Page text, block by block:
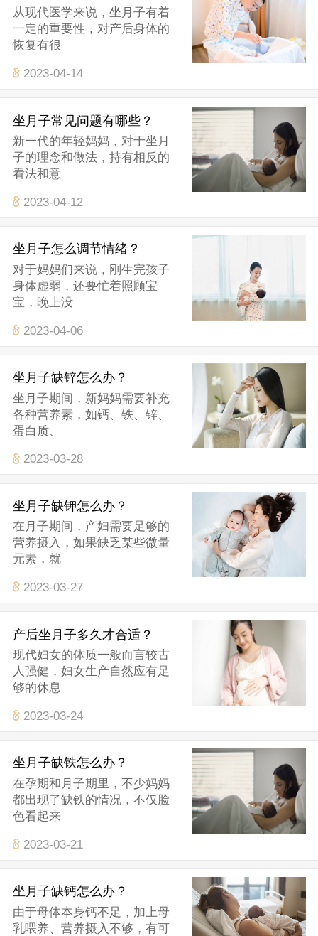
从现代医学来说，坐月子有着
一定的重要性，对产后身体的
恢复有很
2023-04-14
坐月子常见问题有哪些？
新一代的年轻妈妈，对于坐月
子的理念和做法，持有相反的
看法和意
2023-04-12
坐月子怎么调节情绪？
对于妈妈们来说，刚生完孩子
身体虚弱，还要忙着照顾宝
宝，晚上没
2023-04-06
坐月子缺锌怎么办？
坐月子期间，新妈妈需要补充
各种营养素，如钙、铁、锌、
蛋白质、
2023-03-28
坐月子缺钾怎么办？
在月子期间，产妇需要足够的
营养摄入，如果缺乏某些微量
元素，就
2023-03-27
产后坐月子多久才合适？
现代妇女的体质一般而言较古
人强健，妇女生产自然应有足
够的休息
2023-03-24
坐月子缺铁怎么办？
在孕期和月子期里，不少妈妈
都出现了缺铁的情况，不仅脸
色看起来
2023-03-21
坐月子缺钙怎么办？
由于母体本身钙不足，加上母
乳喂养、营养摄入不够，有可